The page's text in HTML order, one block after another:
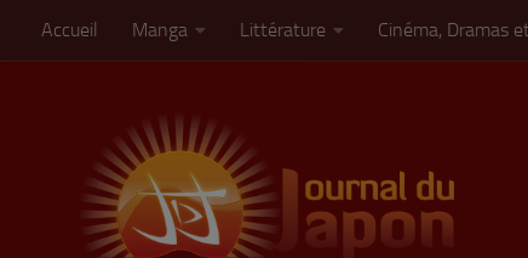
Skip to content
Accueil Manga Littérature Cinéma, Dramas